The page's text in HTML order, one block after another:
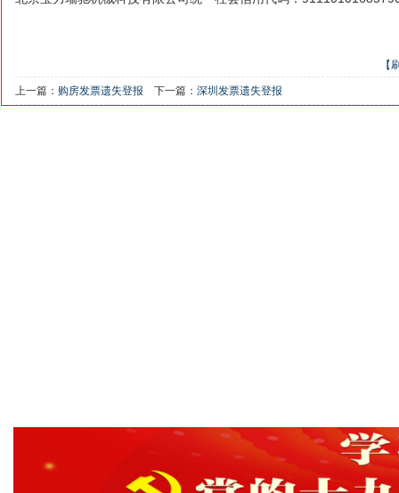
【
上一篇： 购房发票遗失登报 下一篇： 深圳发票遗失登报